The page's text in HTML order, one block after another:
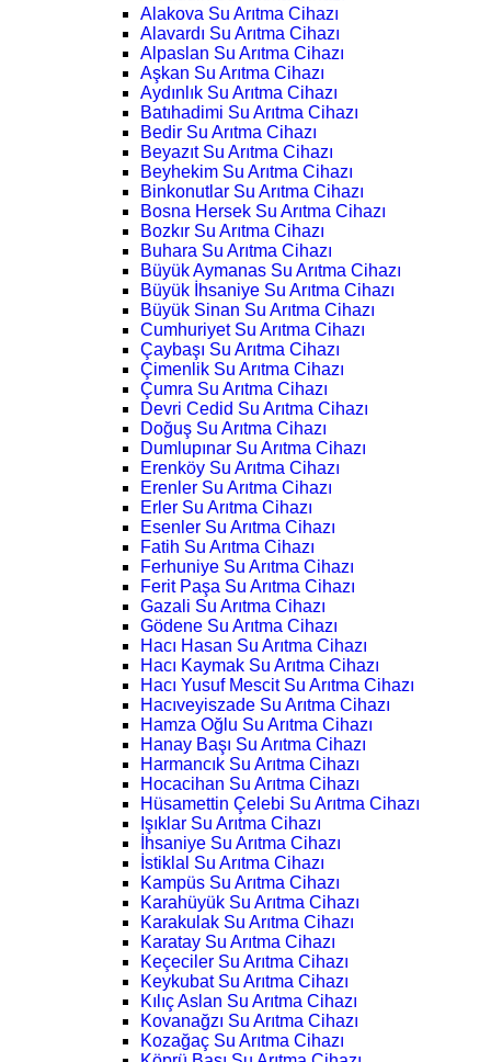
Alakova Su Arıtma Cihazı
Alavardı Su Arıtma Cihazı
Alpaslan Su Arıtma Cihazı
Aşkan Su Arıtma Cihazı
Aydınlık Su Arıtma Cihazı
Batıhadimi Su Arıtma Cihazı
Bedir Su Arıtma Cihazı
Beyazıt Su Arıtma Cihazı
Beyhekim Su Arıtma Cihazı
Binkonutlar Su Arıtma Cihazı
Bosna Hersek Su Arıtma Cihazı
Bozkır Su Arıtma Cihazı
Buhara Su Arıtma Cihazı
Büyük Aymanas Su Arıtma Cihazı
Büyük İhsaniye Su Arıtma Cihazı
Büyük Sinan Su Arıtma Cihazı
Cumhuriyet Su Arıtma Cihazı
Çaybaşı Su Arıtma Cihazı
Çimenlik Su Arıtma Cihazı
Çumra Su Arıtma Cihazı
Devri Cedid Su Arıtma Cihazı
Doğuş Su Arıtma Cihazı
Dumlupınar Su Arıtma Cihazı
Erenköy Su Arıtma Cihazı
Erenler Su Arıtma Cihazı
Erler Su Arıtma Cihazı
Esenler Su Arıtma Cihazı
Fatih Su Arıtma Cihazı
Ferhuniye Su Arıtma Cihazı
Ferit Paşa Su Arıtma Cihazı
Gazali Su Arıtma Cihazı
Gödene Su Arıtma Cihazı
Hacı Hasan Su Arıtma Cihazı
Hacı Kaymak Su Arıtma Cihazı
Hacı Yusuf Mescit Su Arıtma Cihazı
Hacıveyiszade Su Arıtma Cihazı
Hamza Oğlu Su Arıtma Cihazı
Hanay Başı Su Arıtma Cihazı
Harmancık Su Arıtma Cihazı
Hocacihan Su Arıtma Cihazı
Hüsamettin Çelebi Su Arıtma Cihazı
Işıklar Su Arıtma Cihazı
İhsaniye Su Arıtma Cihazı
İstiklal Su Arıtma Cihazı
Kampüs Su Arıtma Cihazı
Karahüyük Su Arıtma Cihazı
Karakulak Su Arıtma Cihazı
Karatay Su Arıtma Cihazı
Keçeciler Su Arıtma Cihazı
Keykubat Su Arıtma Cihazı
Kılıç Aslan Su Arıtma Cihazı
Kovanağzı Su Arıtma Cihazı
Kozağaç Su Arıtma Cihazı